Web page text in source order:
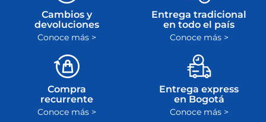
Cambios y
devoluciones
Conoce más >
Entrega tradicional
en todo el país
Conoce más >
Compra
recurrente
Conoce más >
Entrega express
en Bogotá
Conoce más >